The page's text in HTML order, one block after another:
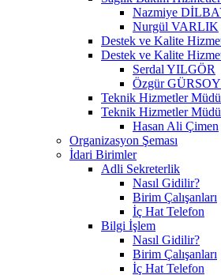
Nazmiye
Nurgül VARLIK
Destek ve Kalite
Destek ve Kalite
Serdal YILGÖR
Özgür GÜRSOY
Teknik Hizmetler
Teknik Hizmetler Müdür
Hasan Ali Çimen
Organizasyon Şeması
İdari Birimler
Adli Sekreterlik
Nasıl Gidilir?
Birim Çalışanları
İç Hat Telefon
Bilgi İşlem
Nasıl Gidilir?
Birim Çalışanları
İç Hat Telefon